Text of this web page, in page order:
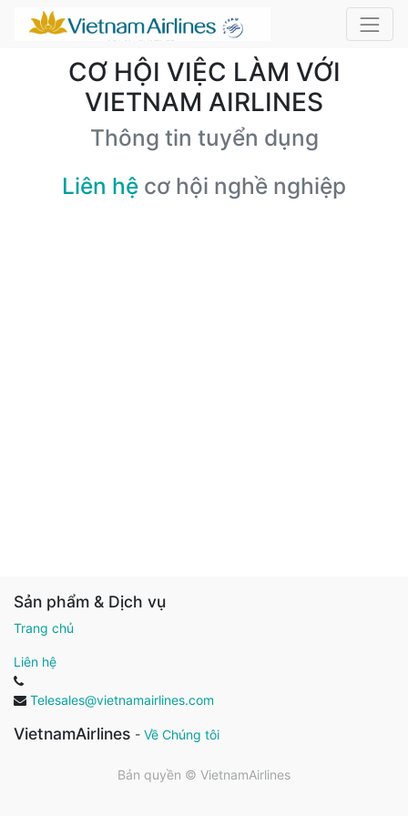
CƠ HỘI VIỆC LÀM VỚI
VIETNAM AIRLINES
Thông tin tuyển dụng
Liên hệ cơ hội nghề nghiệp
Sản phẩm & Dịch vụ
Trang chủ
Liên hệ
Telesales@vietnamairlines.com
VietnamAirlines - Về Chúng tôi
Bản quyền © VietnamAirlines